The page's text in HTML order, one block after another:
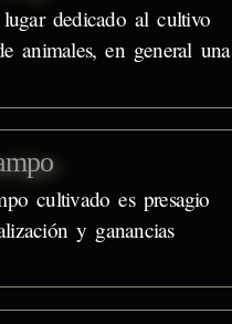
dedicado al cultivo
animales, en general una
cultivado es presagio
y ganancias